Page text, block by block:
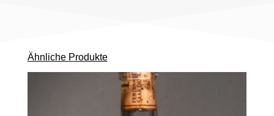
Ähnliche Produkte